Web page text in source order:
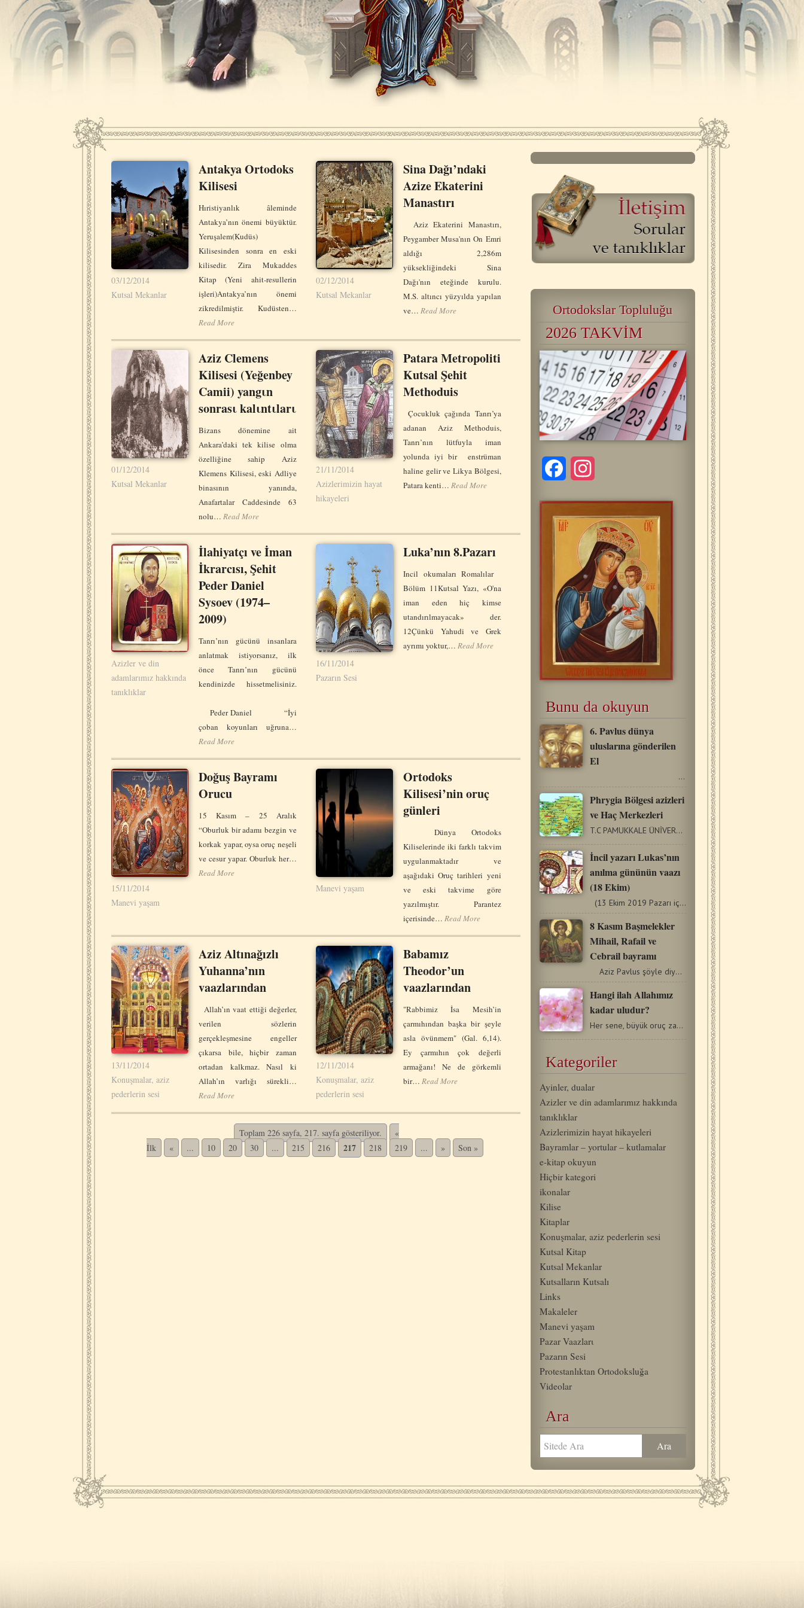
03/12/2014
Kutsal Mekanlar
Antakya Ortodoks
Kilisesi
Hıristiyanlık âleminde
Antakya’nın önemi büyüktür.
Yeruşalem(Kudüs)
Kilisesinden sonra en eski
kilisedir. Zira Mukaddes
Kitap (Yeni ahit-resullerin
işleri)Antakya’nın önemi
zikredilmiştir. Kudüsten…
Read More
02/12/2014
Kutsal Mekanlar
Sina Dağı’ndaki
Azize Ekaterini
Manastırı
Aziz Ekaterini Manastırı,
Peygamber Musa'nın On Emri
aldığı 2,286m
yüksekliğindeki Sina
Dağı'nın eteğinde kurulu.
M.S. altıncı yüzyılda yapılan
ve…Read More
01/12/2014
Kutsal Mekanlar
Aziz Clemens
Kilisesi (Yeğenbey
Camii) yangιn
sonrasι kalιntιlarι
Bizans dönemine ait
Ankara’daki tek kilise olma
özelliğine sahip Aziz
Klemens Kilisesi, eski Adliye
binasının yanında,
Anafartalar Caddesinde 63
nolu…Read More
21/11/2014
Azizlerimizin hayat
hikayeleri
Patara Metropoliti
Kutsal Şehit
Methoduis
Çocukluk çağında Tanrı’ya
adanan Aziz Methoduis,
Tanrı’nın lütfuyla iman
yolunda iyi bir enstrüman
haline gelir ve Likya Bölgesi,
Patara kenti…Read More
Azizler ve din
adamlarımız hakkında
tanıklıklar
İlahiyatçı ve İman
İkrarcısı, Şehit
Peder Daniel
Sysoev (1974–
2009)
Tanrı’nın gücünü insanlara
anlatmak istiyorsanız, ilk
önce Tanrı’nın gücünü
kendinizde hissetmelisiniz.
Peder Daniel “İyi
çoban koyunları uğruna…
Read More
16/11/2014
Pazarın Sesi
Luka’nın 8.Pazarı
Incil okumaları Romalılar
Bölüm 11Kutsal Yazı, «O'na
iman eden hiç kimse
utandırılmayacak» der.
12Çünkü Yahudi ve Grek
ayrımı yoktur,…Read More
15/11/2014
Manevi yaşam
Doğuş Bayramı
Orucu
15 Kasım – 25 Aralık
“Oburluk bir adamı bezgin ve
korkak yapar, oysa oruç neşeli
ve cesur yapar. Oburluk her…
Read More
Manevi yaşam
Ortodoks
Kilisesi’nin oruç
günleri
Dünya Ortodoks
Kiliselerinde iki farklı takvim
uygulanmaktadır ve
aşağıdaki Oruç tarihleri yeni
ve eski takvime göre
yazılmıştır. Parantez
içerisinde…Read More
13/11/2014
Konuşmalar, aziz
pederlerin sesi
Aziz Altınağızlı
Yuhanna’nın
vaazlarından
Allah’ın vaat ettiği değerler,
verilen sözlerin
gerçekleşmesine engeller
çıkarsa bile, hiçbir zaman
ortadan kalkmaz. Nasıl ki
Allah’ın varlığı sürekli…
Read More
12/11/2014
Konuşmalar, aziz
pederlerin sesi
Babamız
Theodor’un
vaazlarından
"Rabbimiz İsa Mesih’in
çarmıhından başka bir şeyle
asla övünmem" (Gal. 6,14).
Ey çarmıhın çok değerli
armağanı! Ne de görkemli
bir…Read More
Toplam 226 sayfa, 217. sayfa gösteriliyor.
«
İlk
« ... 10 20 30 ... 215 216 217 218 219 ... » Son »
Ortodokslar Topluluğu
2026 TAKVİM
Facebook
Bunu da okuyun
6. Pavlus dünya
uluslarına gönderilen
El
…
Phrygia Bölgesi azizleri
ve Haç Merkezleri
T.C PAMUKKALE ÜNİVERSİTESİ FEN - EDEBİYAT FAKÜLTESİ ARKEOLOJİ…
İncil yazarı Lukas’nın
anılma gününün vaazı
(18 Ekim)
(13 Ekim 2019 Pazarı için) 18 Ekim’de, kilisemiz seçkin…
8 Kasım Başmelekler
Mihail, Rafail ve
Cebrail bayramı
Aziz Pavlus şöyle diyor; “Bütün melekler, kurtuluşu…
Hangi ilah Allahımız
kadar uludur?
Her sene, büyük oruç zamanının ilk Pazar günü, Ortodoks…
Kategoriler
Ayinler, dualar
Azizler ve din adamlarımız hakkında
tanıklıklar
Azizlerimizin hayat hikayeleri
Bayramlar – yortular – kutlamalar
e-kitap okuyun
Hiçbir kategori
ikonalar
Kilise
Kitaplar
Konuşmalar, aziz pederlerin sesi
Kutsal Kitap
Kutsal Mekanlar
Kutsalların Kutsalı
Links
Makaleler
Manevi yaşam
Pazar Vaazlarι
Pazarın Sesi
Protestanlıktan Ortodoksluğa
Videolar
Ara